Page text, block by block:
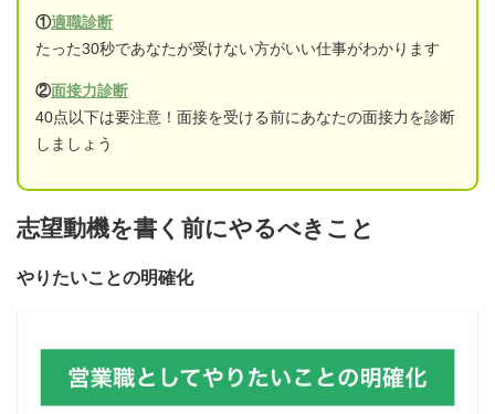
①適職診断
たった30秒であなたが受けない方がいい仕事がわかります
②面接力診断
40点以下は要注意！面接を受ける前にあなたの面接力を診断
しましょう
志望動機を書く前にやるべきこと
やりたいことの明確化